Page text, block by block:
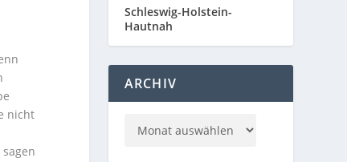
nicht
Schleswig-Holstein-
Hautnah
ARCHIV